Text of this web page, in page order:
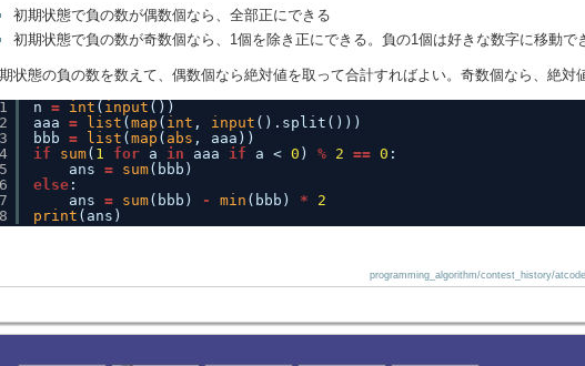
初期状態で負の数が偶数個なら、全部正にできる
初期状態で負の数が奇数個なら、1個を除き正にできる。負の1個は好きな数字に移動で
状態の負の数を数えて、偶数個なら絶対値を取って合計すればよい。奇数個なら、絶対
1
2
3
4
5
6
7
8
n = int ( input ())
aaa = list ( map ( int , input ().split()))
bbb = list ( map ( abs , aaa))
if
sum( 1 for a in aaa if a < 0 ) % 2 == 0 :
ans = sum(bbb)
else:
ans = sum(bbb) - min (bbb) *
2
print (ans)
programming_algorithm/contest_history/